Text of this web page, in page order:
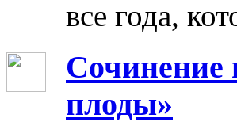
все года,
Сочинение
плоды»